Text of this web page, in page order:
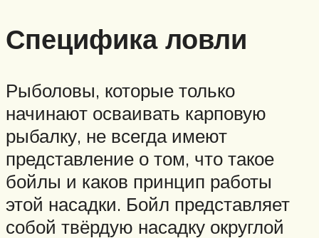
Специфика ловли
Рыболовы, которые только
начинают осваивать карповую
рыбалку, не всегда имеют
представление о том, что такое
бойлы и каков принцип работы
этой насадки. Бойл представляет
собой твёрдую насадку округлой